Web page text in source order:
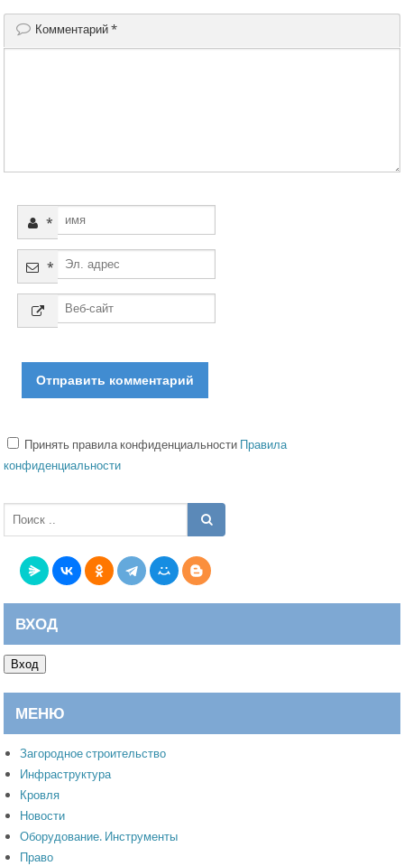
Комментарий*
*
*
Принять правила конфиденциальности Правила
конфиденциальности
ВХОД
Вход
МЕНЮ
Загородное строительство
Инфраструктура
Кровля
Новости
Оборудование. Инструменты
Право